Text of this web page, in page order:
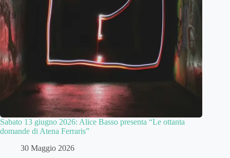
Sabato 13 giugno 2026: Alice Basso presenta “Le ottanta
domande di Atena Ferraris”
30 Maggio 2026